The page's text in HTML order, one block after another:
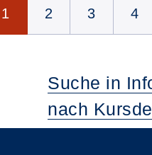
1 2 3 4
Suche in
nach